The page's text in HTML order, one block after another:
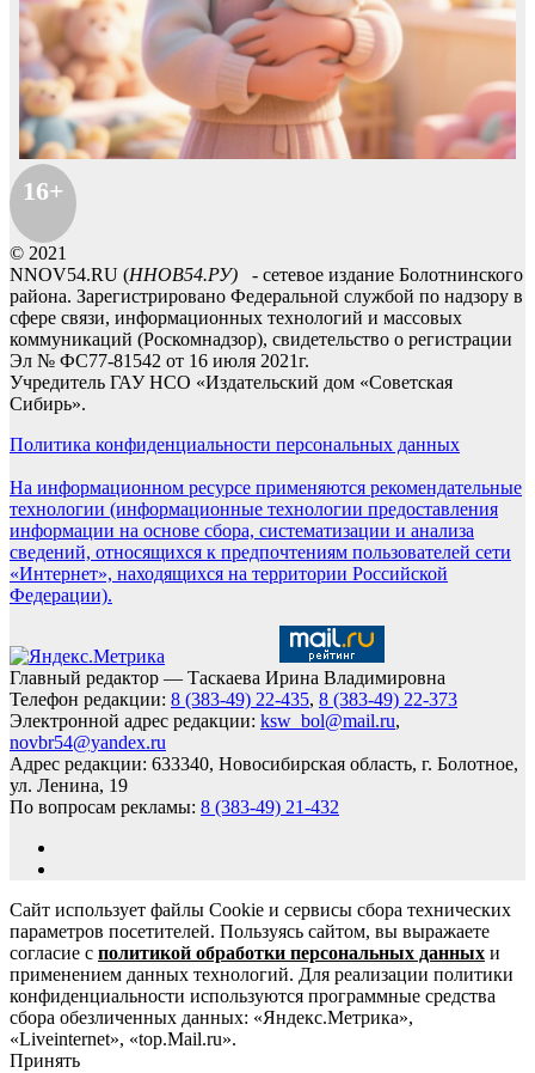
16+
© 2021
NNOV54.RU (ННОВ54.РУ) - сетевое издание Болотнинского
района. Зарегистрировано Федеральной службой по надзору в
сфере связи, информационных технологий и массовых
коммуникаций (Роскомнадзор), свидетельство о регистрации
Эл № ФС77-81542 от 16 июля 2021г.
Учредитель ГАУ НСО «Издательский дом «Советская
Сибирь».
Политика конфиденциальности персональных данных
На информационном ресурсе применяются рекомендательные
технологии (информационные технологии предоставления
информации на основе сбора, систематизации и анализа
сведений, относящихся к предпочтениям пользователей сети
«Интернет», находящихся на территории Российской
Федерации).
Главный редактор — Таскаева Ирина Владимировна
Телефон редакции: 8 (383-49) 22-435, 8 (383-49) 22-373
Электронной адрес редакции: ksw_bol@mail.ru,
novbr54@yandex.ru
Адрес редакции: 633340, Новосибирская область, г. Болотное,
ул. Ленина, 19
По вопросам рекламы: 8 (383-49) 21-432
Сайт использует файлы Cookie и сервисы сбора технических
параметров посетителей. Пользуясь сайтом, вы выражаете
согласие с политикой обработки персональных данных и
применением данных технологий. Для реализации политики
конфиденциальности используются программные средства
сбора обезличенных данных: «Яндекс.Метрика»,
«Liveinternet», «top.Mail.ru».
Принять